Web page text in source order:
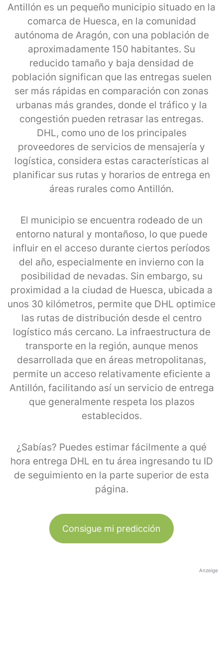
Antillón es un pequeño municipio situado en la
comarca de Huesca, en la comunidad
autónoma de Aragón, con una población de
aproximadamente 150 habitantes. Su
reducido tamaño y baja densidad de
población significan que las entregas suelen
ser más rápidas en comparación con zonas
urbanas más grandes, donde el tráfico y la
congestión pueden retrasar las entregas.
DHL, como uno de los principales
proveedores de servicios de mensajería y
logística, considera estas características al
planificar sus rutas y horarios de entrega en
áreas rurales como Antillón.
El municipio se encuentra rodeado de un
entorno natural y montañoso, lo que puede
influir en el acceso durante ciertos períodos
del año, especialmente en invierno con la
posibilidad de nevadas. Sin embargo, su
proximidad a la ciudad de Huesca, ubicada a
unos 30 kilómetros, permite que DHL optimice
las rutas de distribución desde el centro
logístico más cercano. La infraestructura de
transporte en la región, aunque menos
desarrollada que en áreas metropolitanas,
permite un acceso relativamente eficiente a
Antillón, facilitando así un servicio de entrega
que generalmente respeta los plazos
establecidos.
¿Sabías? Puedes estimar fácilmente a qué
hora entrega DHL en tu área ingresando tu ID
de seguimiento en la parte superior de esta
página.
Consigue mi predicción
Anzeige